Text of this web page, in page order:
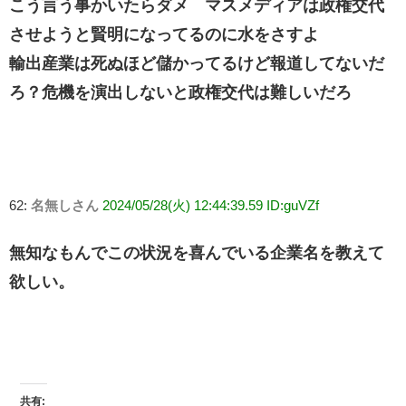
こう言う事かいたらダメ マスメディアは政権交代
させようと賢明になってるのに水をさすよ
輸出産業は死ぬほど儲かってるけど報道してないだ
ろ？危機を演出しないと政権交代は難しいだろ
62: 名無しさん 2024/05/28(火) 12:44:39.59 ID:guVZf
無知なもんでこの状況を喜んでいる企業名を教えて
欲しい。
共有: